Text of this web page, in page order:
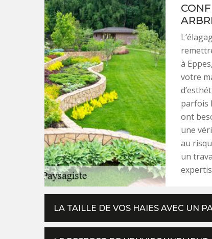
à
votre
parfois
ont
une
au
un
LA TAILLE DE VOS HAIES AVEC UN